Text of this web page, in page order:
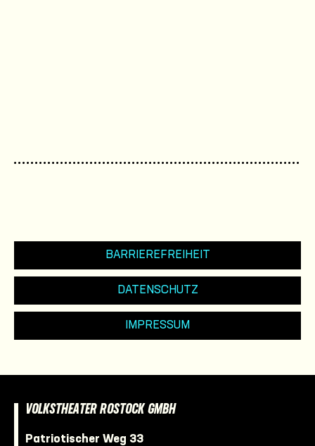
BARRIEREFREIHEIT
DATENSCHUTZ
IMPRESSUM
VOLKSTHEATER ROSTOCK GMBH
Patriotischer Weg 33